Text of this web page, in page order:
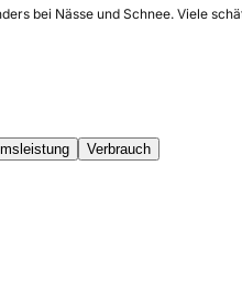
bei Nässe und Schnee. Viele
Verbrauch